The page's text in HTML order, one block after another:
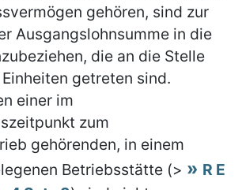
gehören, sind zur
Ausgangslohnsumme in die
die an die Stelle
getreten sind.
einer im
zum
gehörenden, in einem
Betriebsstätte (>
R E